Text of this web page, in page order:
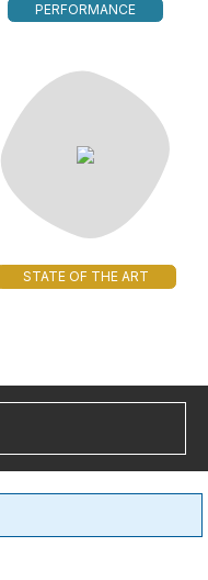
PERFORMANCE
STATE OF THE ART